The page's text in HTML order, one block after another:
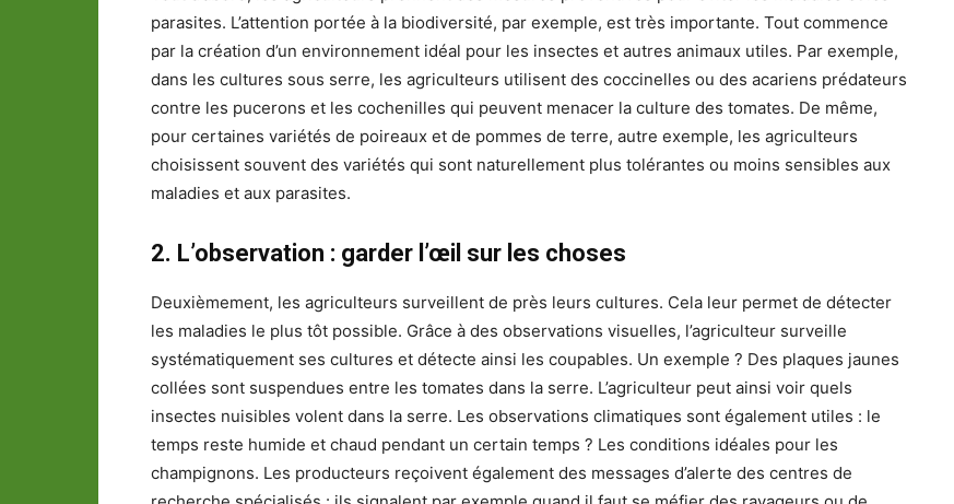
parasites. L’attention portée à la biodiversité, par exemple, est très importante. Tout commence
par la création d’un environnement idéal pour les insectes et autres animaux utiles. Par exemple,
dans les cultures sous serre, les agriculteurs utilisent des coccinelles ou des acariens prédateurs
contre les pucerons et les cochenilles qui peuvent menacer la culture des tomates. De même,
pour certaines variétés de poireaux et de pommes de terre, autre exemple, les agriculteurs
choisissent souvent des variétés qui sont naturellement plus tolérantes ou moins sensibles aux
maladies et aux parasites.
2. L’observation : garder l’œil sur les choses
Deuxièmement, les agriculteurs surveillent de près leurs cultures. Cela leur permet de détecter
les maladies le plus tôt possible. Grâce à des observations visuelles, l’agriculteur surveille
systématiquement ses cultures et détecte ainsi les coupables. Un exemple ? Des plaques jaunes
collées sont suspendues entre les tomates dans la serre. L’agriculteur peut ainsi voir quels
insectes nuisibles volent dans la serre. Les observations climatiques sont également utiles : le
temps reste humide et chaud pendant un certain temps ? Les conditions idéales pour les
champignons. Les producteurs reçoivent également des messages d’alerte des centres de